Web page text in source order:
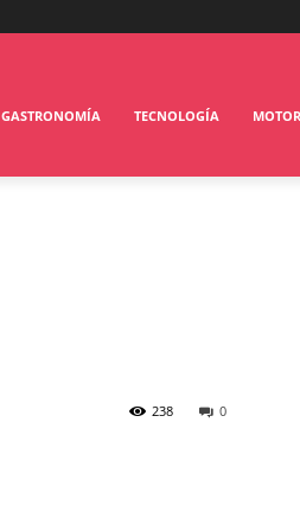
GASTRONOMÍA TECNOLOGÍA MOTOR
0
238